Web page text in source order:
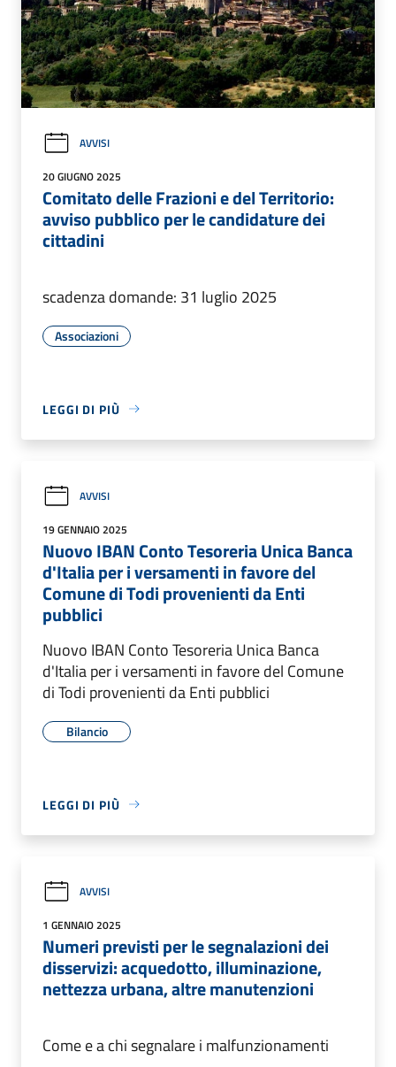
AVVISI
20 GIUGNO 2025
Comitato delle Frazioni e del Territorio:
avviso pubblico per le candidature dei
cittadini
scadenza domande: 31 luglio 2025
Associazioni
LEGGI DI PIÙ
AVVISI
19 GENNAIO 2025
Nuovo IBAN Conto Tesoreria Unica Banca
d'Italia per i versamenti in favore del
Comune di Todi provenienti da Enti
pubblici
Nuovo IBAN Conto Tesoreria Unica Banca
d'Italia per i versamenti in favore del Comune
di Todi provenienti da Enti pubblici
Bilancio
LEGGI DI PIÙ
AVVISI
1 GENNAIO 2025
Numeri previsti per le segnalazioni dei
disservizi: acquedotto, illuminazione,
nettezza urbana, altre manutenzioni
Come e a chi segnalare i malfunzionamenti